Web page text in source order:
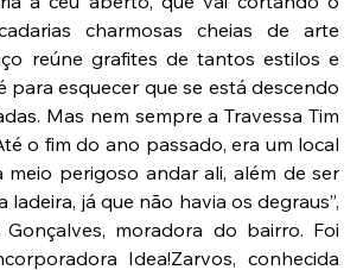
charmosas cheias de arte
reúne grafites de tantos estilos e
para esquecer que se está descendo
Mas nem sempre a Travessa Tim
o fim do ano passado, era um local
meio perigoso andar ali, além de ser
ladeira, já que não havia os degraus”,
Gonçalves, moradora do bairro. Foi
Idea!Zarvos, conhecida